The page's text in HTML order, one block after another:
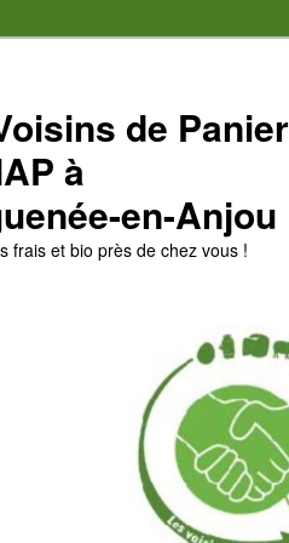
de Panier
à
en-Anjou
frais et bio près de chez vous !